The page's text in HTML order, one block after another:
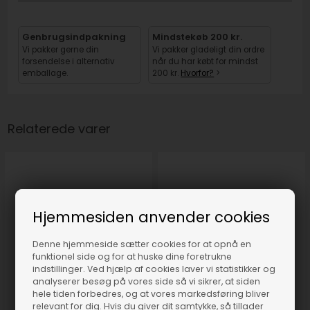
Hjemmesiden anvender cookies
Denne hjemmeside sætter cookies for at opnå en
funktionel side og for at huske dine foretrukne
indstillinger. Ved hjælp af cookies laver vi statistikker og
analyserer besøg på vores side så vi sikrer, at siden
hele tiden forbedres, og at vores markedsføring bliver
relevant for dig. Hvis du giver dit samtykke, så tillader
Genbrugsindpakning
Vi pakker gerne din
forsendelse i alternativ
emballage.
Mindstekøb 200 kr.
Vi pakker gladeligt din ordre
når du har købt for mindst
200 kr. Hvorfor? >
Relaterede varer